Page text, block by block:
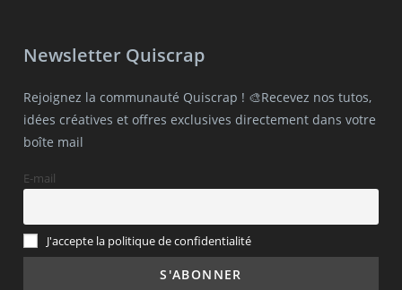
Newsletter Quiscrap
Rejoignez la communauté Quiscrap ! 🎨Recevez nos tutos,
idées créatives et offres exclusives directement dans votre
boîte mail
E-mail
J'accepte la politique de confidentialité